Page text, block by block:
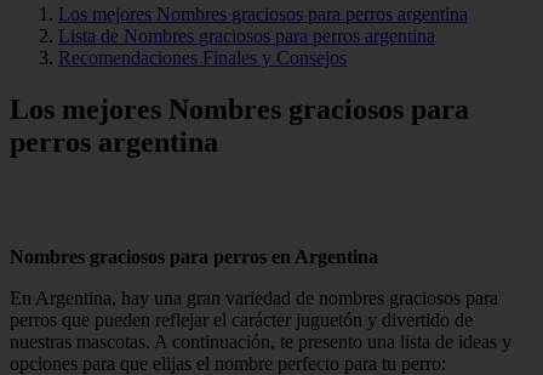
Los mejores Nombres graciosos para perros argentina
Lista de Nombres graciosos para perros argentina
Recomendaciones Finales y Consejos
Los mejores Nombres graciosos para
perros argentina
Nombres graciosos para perros en Argentina
En Argentina, hay una gran variedad de nombres graciosos para
perros que pueden reflejar el carácter juguetón y divertido de
nuestras mascotas. A continuación, te presento una lista de ideas y
opciones para que elijas el nombre perfecto para tu perro: